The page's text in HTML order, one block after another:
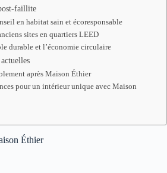
faillite
en habitat sain et écoresponsable
sites en quartiers LEED
durable et l’économie circulaire
après Maison Éthier
pour un intérieur unique avec Maison
Éthier